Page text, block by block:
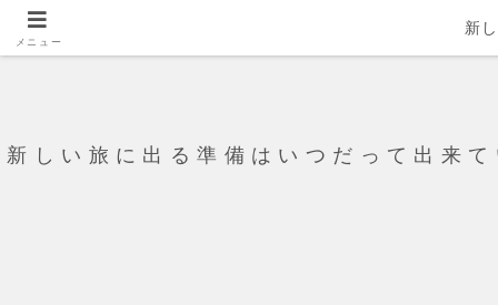
新しい旅に出る準備はいつだって出来
メニュー
新